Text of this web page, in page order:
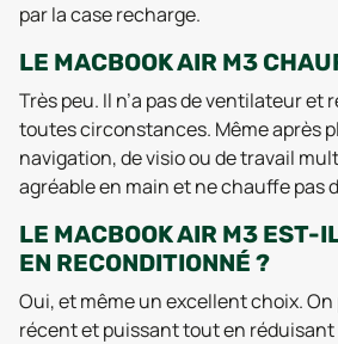
par la case recharge.
LE MACBOOK AIR M3
Très peu. Il n’a pas de ventilateur et
toutes circonstances. Même après
navigation, de visio ou de travail
agréable en main et ne chauffe pas
LE MACBOOK AIR M3 EST-
EN RECONDITIONNÉ ?
Oui, et même un excellent choix.
récent et puissant tout en